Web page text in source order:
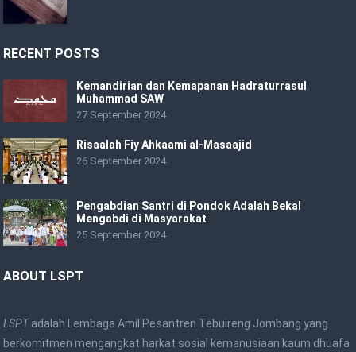
RECENT POSTS
Kemandirian dan Kemapanan Hadraturrasul
Muhammad SAW
27 September 2024
Risaalah Fiy Ahkaami al-Masaajid
26 September 2024
Pengabdian Santri di Pondok Adalah Bekal
Mengabdi di Masyarakat
25 September 2024
ABOUT LSPT
LSPTadalah Lembaga Amil Pesantren Tebuireng Jombang yang
berkomitmen mengangkat harkat sosial kemanusiaan kaum dhuafa